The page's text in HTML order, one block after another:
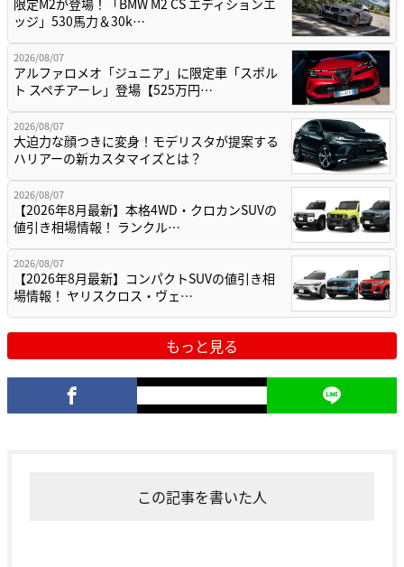
ッジ」530馬力＆30k…
2026/08/07
アルファロメオ「ジュニア」に限定車「スポル
ト スペチアーレ」登場【525万円…
2026/08/07
大迫力な顔つきに変身！モデリスタが提案する
ハリアーの新カスタマイズとは？
2026/08/07
【2026年8月最新】本格4WD・クロカンSUVの
値引き相場情報！ ランクル…
2026/08/07
【2026年8月最新】コンパクトSUVの値引き相
場情報！ ヤリスクロス・ヴェ…
もっと見る
この記事を書いた人